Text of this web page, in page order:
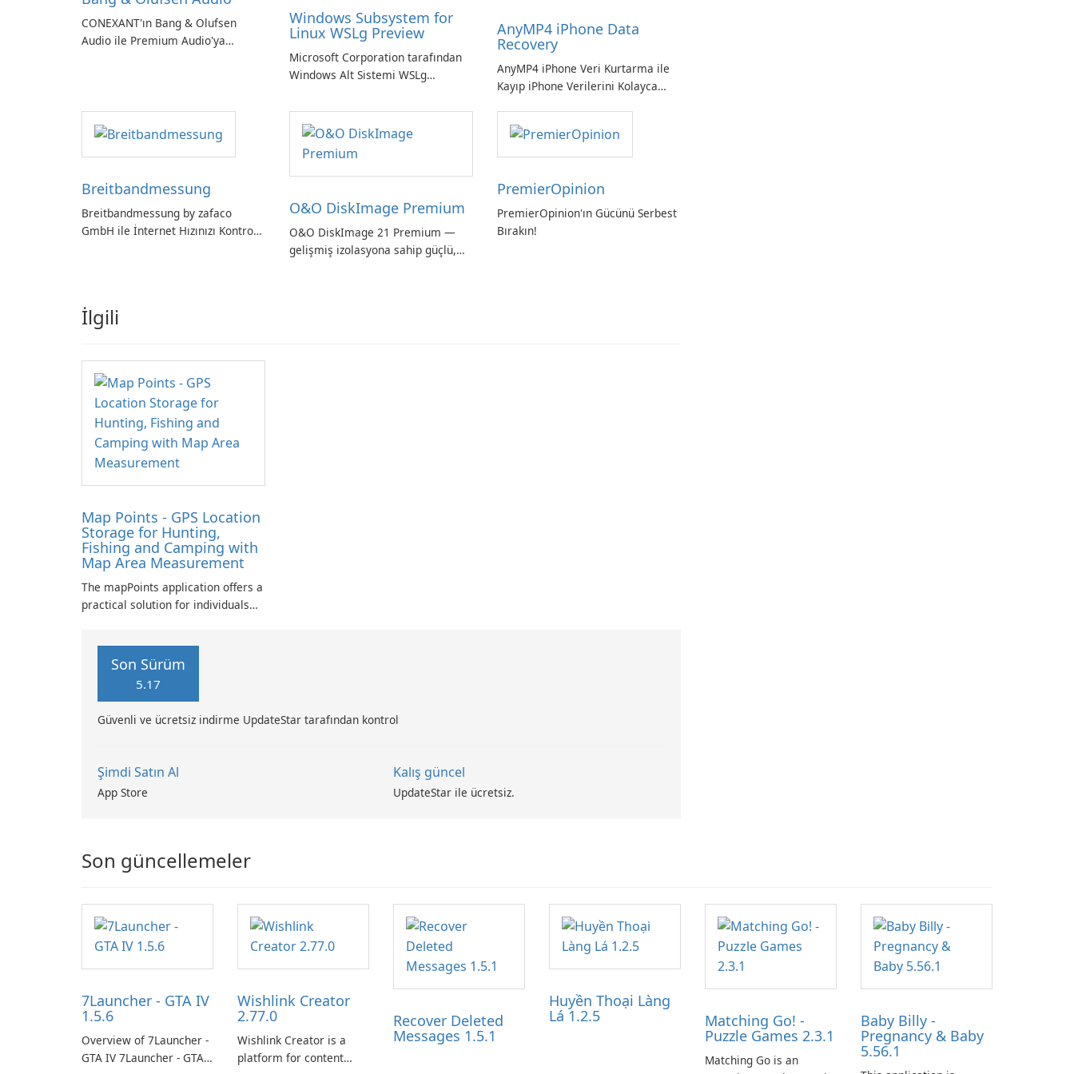
CONEXANT'ın Bang & Olufsen
Audio ile Premium Audio'ya
Windows Subsystem for
Linux WSLg Preview
Microsoft Corporation tarafından
Windows Alt Sistemi WSLg
ortamlarının sorunsuz
entegrasyonu için vazgeçilmez bir
araç.
AnyMP4 iPhone Data
Recovery
AnyMP4 iPhone Veri Kurtarma ile
Kayıp iPhone Verilerini Kolayca
Breitbandmessung
Breitbandmessung by zafaco
GmbH ile İnternet Hızınızı Kontrol
O&O DiskImage Premium
O&O DiskImage 21 Premium —
gelişmiş izolasyona sahip güçlü,
PremierOpinion
PremierOpinion'ın Gücünü Serbest
Bırakın!
İlgili
Map Points - GPS Location
Storage for Hunting,
Fishing and Camping with
Map Area Measurement
The mapPoints application offers a
practical solution for individuals
Son Sürüm
5.17
Güvenli ve ücretsiz indirme UpdateStar tarafından kontrol
Şimdi Satın Al
App Store
Kalış güncel
UpdateStar ile ücretsiz.
Son güncellemeler
7Launcher - GTA IV
1.5.6
Overview of 7Launcher -
GTA IV 7Launcher - GTA
Wishlink Creator
2.77.0
Wishlink Creator is a
platform for content
Recover Deleted
Messages 1.5.1
Huyền Thoại Làng
Lá 1.2.5 Matching Go! -
Puzzle Games 2.3.1
Matching Go is an
Baby Billy -
Pregnancy & Baby
5.56.1